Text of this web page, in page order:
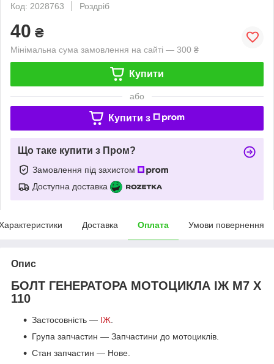
Код: 2028763
Роздріб
40 ₴
Мінімальна сума замовлення на сайті — 300 ₴
Купити
або
Купити з
Що таке купити з Пром?
Замовлення під захистом
Доступна доставка
Доставка Оплата Умови повернення
Опис
БОЛТ ГЕНЕРАТОРА МОТОЦИКЛА ІЖ М7 Х
110
Застосовність — ІЖ.
Група запчастин — Запчастини до мотоциклів.
Стан запчастин — Нове.